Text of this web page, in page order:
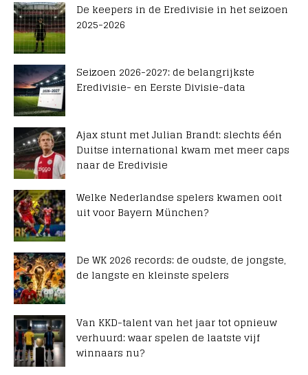
De keepers in de Eredivisie in het seizoen
2025-2026
Seizoen 2026-2027: de belangrijkste
Eredivisie- en Eerste Divisie-data
Ajax stunt met Julian Brandt: slechts één
Duitse international kwam met meer caps
naar de Eredivisie
Welke Nederlandse spelers kwamen ooit
uit voor Bayern München?
De WK 2026 records: de oudste, de jongste,
de langste en kleinste spelers
Van KKD-talent van het jaar tot opnieuw
verhuurd: waar spelen de laatste vijf
winnaars nu?